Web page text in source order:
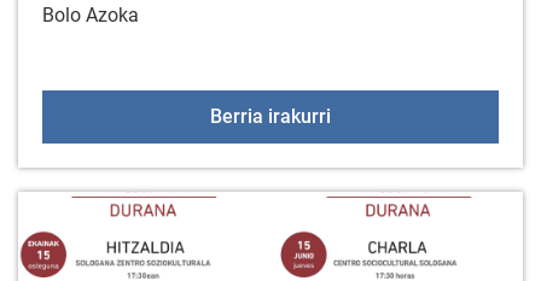
Bolo Azoka
Berria irakurri